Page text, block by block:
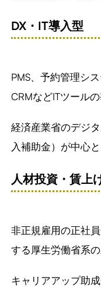
DX ・ IT導入型
PMS、予約管理シ
CRMなどITツール
経済産業省のデジ
入補助金）が中心
人材投資・賃上
非正規雇用の正社
する厚生労働省系
キャリアアップ助